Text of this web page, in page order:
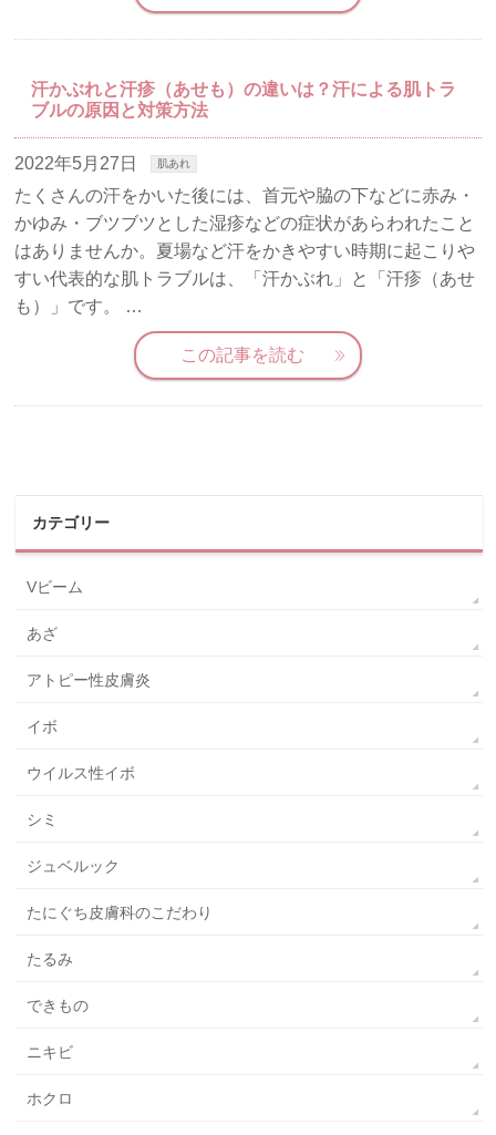
汗かぶれと汗疹（あせも）の違いは？汗による肌トラ
ブルの原因と対策方法
2022年5月27日 肌あれ
たくさんの汗をかいた後には、首元や脇の下などに赤み・
かゆみ・ブツブツとした湿疹などの症状があらわれたこと
はありませんか。夏場など汗をかきやすい時期に起こりや
すい代表的な肌トラブルは、「汗かぶれ」と「汗疹（あせ
も）」です。 …
この記事を読む
カテゴリー
Vビーム
あざ
アトピー性皮膚炎
イボ
ウイルス性イボ
シミ
ジュベルック
たにぐち皮膚科のこだわり
たるみ
できもの
ニキビ
ホクロ